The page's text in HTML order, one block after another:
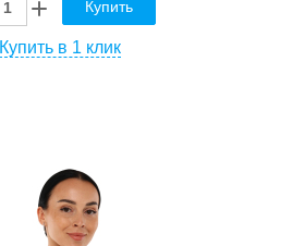
Купить
Купить в 1 клик